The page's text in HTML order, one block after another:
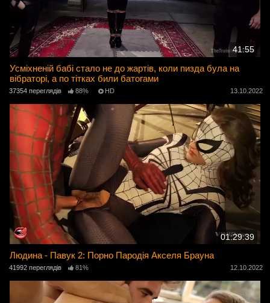
41:55
Усміхненій бабі стало не до жартів, коли пизда була на
вібраторі, а по тітках били батогами
37354 переглядів 88% HD 13.10.2022
01:29:39
Людина - Павук 2: Порно Пародія Акселя Брауна
41992 переглядів 81% 12.10.2022